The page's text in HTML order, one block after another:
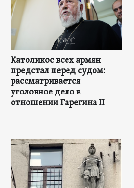
Католикос всех армян
предстал перед судом:
рассматривается
уголовное дело в
отношении Гарегина II